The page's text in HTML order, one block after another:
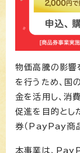
物価高騰の影響
を行うため、国
金を活用し、消
促進を目的とし
券（PayPay商品
本事業は、